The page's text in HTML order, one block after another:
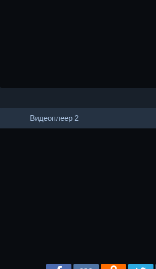
Видеоплеер 2